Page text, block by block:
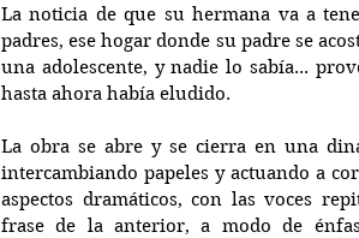
La noticia de que su hermana va a
padres, ese hogar donde su padre se
una adolescente, y nadie lo sabía...
hasta ahora había eludido.
La obra se abre y se cierra en una
intercambiando papeles y actuando a
aspectos dramáticos, con las voces
frase de la anterior, a modo de